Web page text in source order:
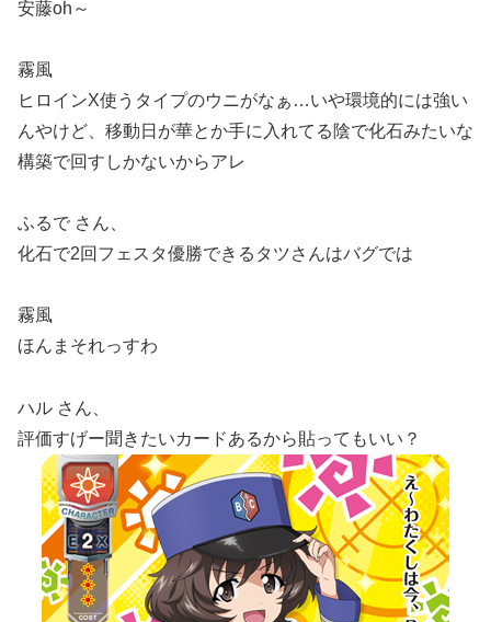
安藤oh～
霧風
ヒロインX使うタイプのウニがなぁ…いや環境的には強い
んやけど、移動日が華とか手に入れてる陰で化石みたいな
構築で回すしかないからアレ
ふるで さん、
化石で2回フェスタ優勝できるタツさんはバグでは
霧風
ほんまそれっすわ
ハル さん、
評価すげー聞きたいカードあるから貼ってもいい？